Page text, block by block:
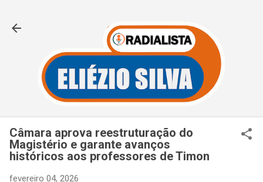
Câmara aprova reestruturação do
Magistério e garante avanços
históricos aos professores de Timon
fevereiro 04, 2026